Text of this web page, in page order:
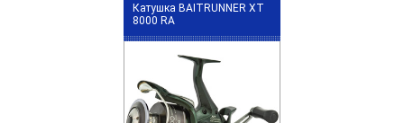
Катушка BAITRUNNER XT
8000 RA